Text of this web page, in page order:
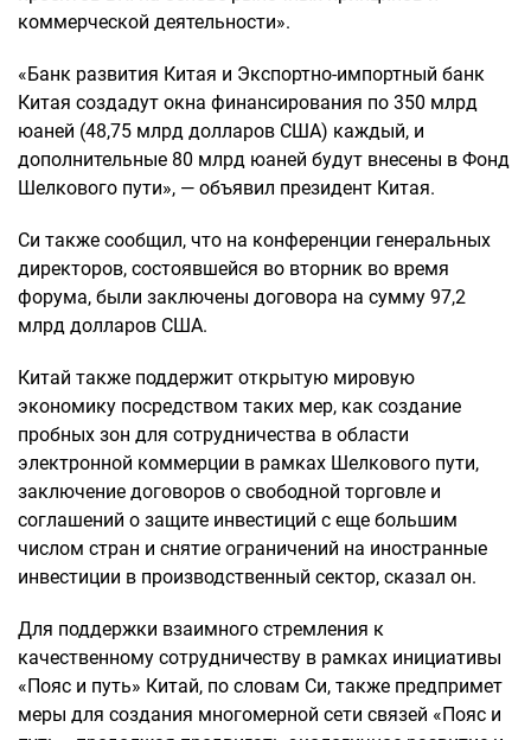
коммерческой деятельности».
«Банк развития Китая и Экспортно-импортный банк
Китая создадут окна финансирования по 350 млрд
юаней (48,75 млрд долларов США) каждый, и
дополнительные 80 млрд юаней будут внесены в Фонд
Шелкового пути», — объявил президент Китая.
Си также сообщил, что на конференции генеральных
директоров, состоявшейся во вторник во время
форума, были заключены договора на сумму 97,2
млрд долларов США.
Китай также поддержит открытую мировую
экономику посредством таких мер, как создание
пробных зон для сотрудничества в области
электронной коммерции в рамках Шелкового пути,
заключение договоров о свободной торговле и
соглашений о защите инвестиций с еще большим
числом стран и снятие ограничений на иностранные
инвестиции в производственный сектор, сказал он.
Для поддержки взаимного стремления к
качественному сотрудничеству в рамках инициативы
«Пояс и путь» Китай, по словам Си, также предпримет
меры для создания многомерной сети связей «Пояс и